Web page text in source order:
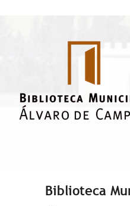
Biblioteca